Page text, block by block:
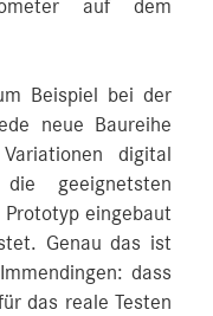
auf dem
Beispiel bei der
neue Baureihe
digital
geeignetsten
eingebaut
Genau das ist
dass
das reale Testen